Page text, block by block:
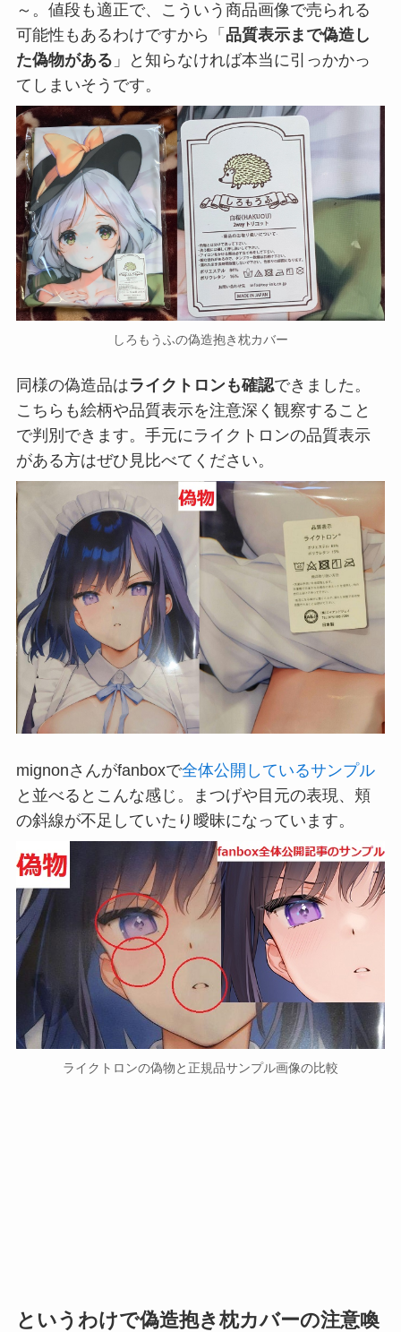
～。値段も適正で、こういう商品画像で売られる
可能性もあるわけですから「 品質表示まで偽造し
た偽物がある 」と知らなければ本当に引っかかっ
てしまいそうです。
しろもうふの偽造抱き枕カバー
同様の偽造品はライクトロンも確認できました。
こちらも絵柄や品質表示を注意深く観察すること
で判別できます。手元にライクトロンの品質表示
がある方はぜひ見比べてください。
mignonさんがfanboxで全体公開しているサンプル
と並べるとこんな感じ。まつげや目元の表現、頬
の斜線が不足していたり曖昧になっています。
ライクトロンの偽物と正規品サンプル画像の比較
というわけで偽造抱き枕カバーの注意喚